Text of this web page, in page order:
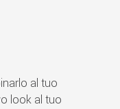
al tuo
look al tuo